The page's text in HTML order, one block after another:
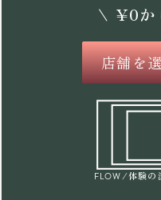
\ ¥0
店舗を
FLOW /体験の